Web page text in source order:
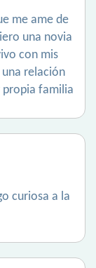
me ame de
una novia
con mis
relación
propia familia
curiosa a la